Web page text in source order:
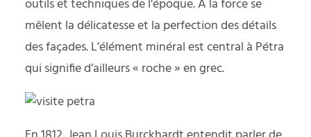
outils et techniques de l’époque. A la force se
mêlent la délicatesse et la perfection des détails
des façades. L’élément minéral est central à Pétra
qui signifie d’ailleurs « roche » en grec.